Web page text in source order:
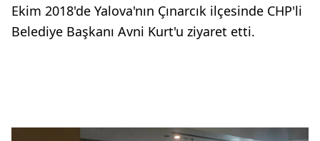
Ekim 2018'de Yalova'nın Çınarcık ilçesinde CHP'li
Belediye Başkanı Avni Kurt'u ziyaret etti.